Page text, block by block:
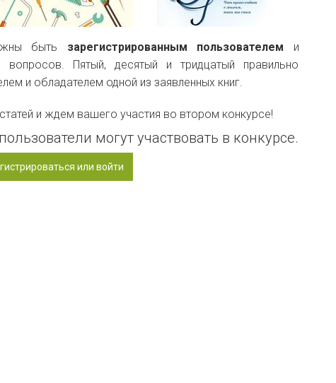
быть зарегистрированным пользователем и
Пятый, десятый и тридцатый правильно
и обладателем одной из заявленных книг.
и ждем вашего участия во втором конкурсе!
могут участвовать в конкурсе.
или войти